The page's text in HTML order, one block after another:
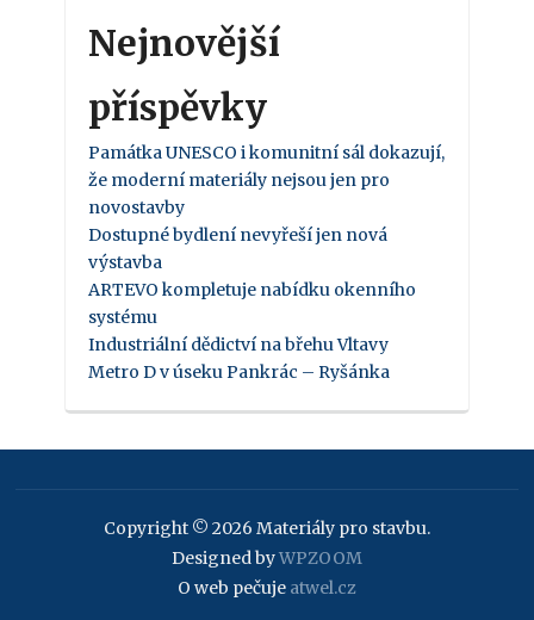
Nejnovější
příspěvky
Památka UNESCO i komunitní sál dokazují,
že moderní materiály nejsou jen pro
novostavby
Dostupné bydlení nevyřeší jen nová
výstavba
ARTEVO kompletuje nabídku okenního
systému
Industriální dědictví na břehu Vltavy
Metro D v úseku Pankrác – Ryšánka
Copyright © 2026 Materiály pro stavbu.
Designed byWPZOOM
O web pečuje atwel.cz